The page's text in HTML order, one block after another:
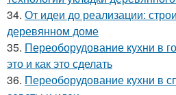
34. От идеи до реализации:
деревянном доме
35. Переоборудование кухни в
это и как это сделать
36. Переоборудование кухни в